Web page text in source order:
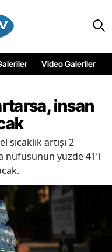
Video Galeriler
insan
artışı 2
nüfusunun yüzde 41’i